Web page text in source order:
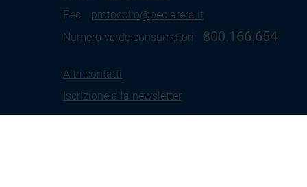
Pec: protocollo@pec.arera.it
Numero verde consumatori:
800.166.654
Altri contatti
Iscrizione alla newsletter